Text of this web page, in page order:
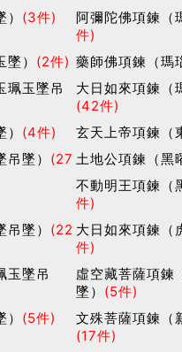
(3件) 阿彌陀佛項鍊（
件)
） (2件) 藥師佛項鍊（瑪
珮玉墜吊
大日如來項鍊（
(42件)
(4件) 玄天上帝項鍊（
墜） (27 土地公項鍊（黑
不動明王項鍊（
件)
墜） (22 大日如來項鍊（
件)
玉墜吊
虛空藏菩薩項鍊
墜） (5件)
(5件)
文殊菩薩項鍊（
(17件)